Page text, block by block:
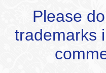
Please
trademarks